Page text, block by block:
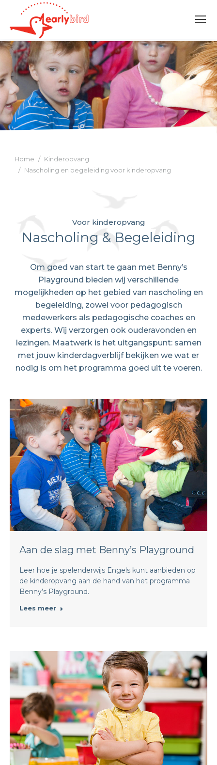
Je bent hier:
Home
Kinderopvang
Nascholing en begeleiding voor kinderopvang
Voor kinderopvang
Nascholing & Begeleiding
Om goed van start te gaan met Benny’s
Playground bieden wij verschillende
mogelijkheden op het gebied van nascholing en
begeleiding, zowel voor pedagogisch
medewerkers als pedagogische coaches en
experts. Wij verzorgen ook ouderavonden en
lezingen. Maatwerk is het uitgangspunt: samen
met jouw kinderdagverblijf bekijken we wat er
nodig is om het programma goed uit te voeren.
Aan de slag met Benny’s Playground
Leer hoe je spelenderwijs Engels kunt aanbieden op
de kinderopvang aan de hand van het programma
Benny’s Playground.
Lees meer